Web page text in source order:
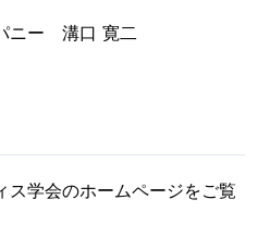
ニー 溝口 寛二
ス学会のホームページをご覧